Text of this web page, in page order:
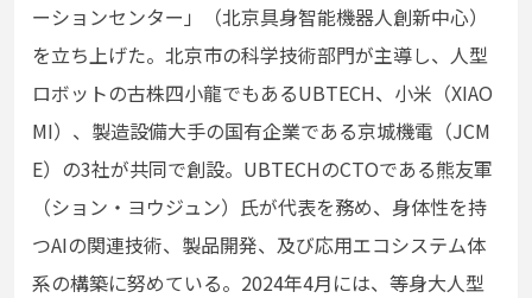
ーションセンター」（北京具⾝智能機器⼈創新中⼼）
を⽴ち上げた。北京市の科学技術部⾨が主導し、⼈型
ロボットの古株四⼩⿓でもあるUBTECH、⼩⽶（XIAO
MI）、製造設備⼤⼿の国有企業である京城機電（JCM
E）の3社が共同で創設。UBTECHのCTOである熊友軍
（ション・ヨウジュン）⽒が代表を務め、⾝体性を持
つAIの関連技術、製品開発、及び応⽤エコシステム体
系の構築に努めている。2024年4⽉には、等⾝⼤⼈型